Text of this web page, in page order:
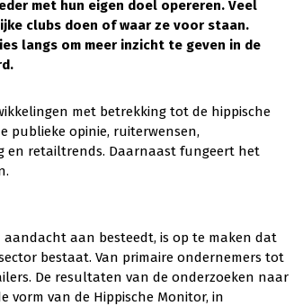
met hun eigen doel opereren. Veel
clubs doen of waar ze voor staan.
langs om meer inzicht te geven in de
met betrekking tot de hippische
publieke opinie, ruiterwensen,
en retailtrends. Daarnaast fungeert het
aan besteedt, is op te maken dat
bestaat. Van primaire ondernemers tot
De resultaten van de onderzoeken naar
van de Hippische Monitor, in